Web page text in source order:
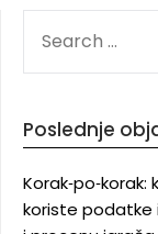
FOR:
Poslednje
koriste podatke